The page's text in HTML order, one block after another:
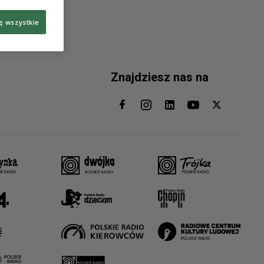
Znajdziesz nas na
wszystkie